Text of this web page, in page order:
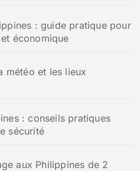
: guide pratique pour
économique
météo et les lieux
: conseils pratiques
sécurité
aux Philippines de 2